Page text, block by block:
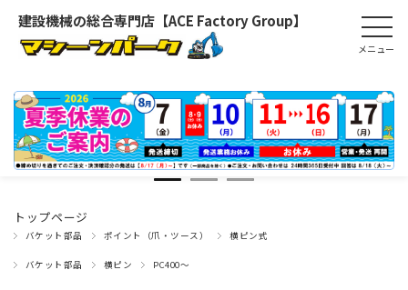
建設機械の総合専門店【ACE Factory Group】
トップページ
バケット部品 ポイント（爪・ツース） 横ピン式
バケット部品 横ピン PC400～